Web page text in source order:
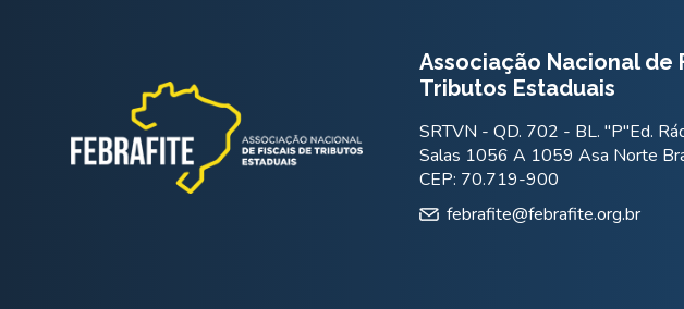
Associação Nacional de
Tributos Estaduais
SRTVN - QD. 702 - BL. "P"Ed.
Salas 1056 A 1059 Asa Norte
CEP: 70.719-900
febrafite@febrafite.org.br